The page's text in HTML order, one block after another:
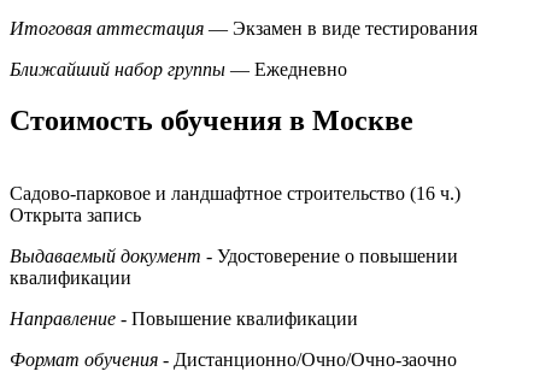
Итоговая аттестация — Экзамен в виде тестирования
Ближайший набор группы — Ежедневно
Стоимость обучения в Москве
Садово-парковое и ландшафтное строительство (16 ч.)
Открыта запись
Выдаваемый документ - Удостоверение о повышении
квалификации
Направление - Повышение квалификации
Формат обучения - Дистанционно/Очно/Очно-заочно